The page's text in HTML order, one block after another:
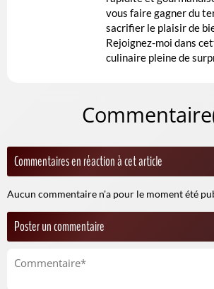
vous faire gagner du
sacrifier le plaisir de
Rejoignez-moi dans
culinaire pleine de
Commentaires en réaction à cet article
Aucun commentaire n'a pour le moment été
Poster un commentaire